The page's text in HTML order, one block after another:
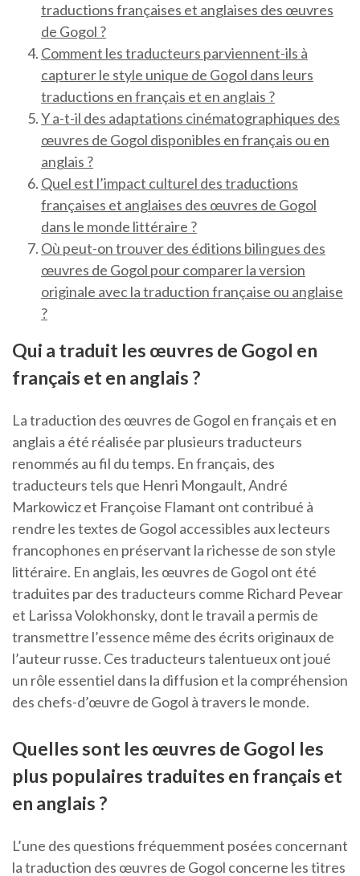
traductions françaises et anglaises des œuvres
de Gogol ?
Comment les traducteurs parviennent-ils à
capturer le style unique de Gogol dans leurs
traductions en français et en anglais ?
Y a-t-il des adaptations cinématographiques des
œuvres de Gogol disponibles en français ou en
anglais ?
Quel est l’impact culturel des traductions
françaises et anglaises des œuvres de Gogol
dans le monde littéraire ?
Où peut-on trouver des éditions bilingues des
œuvres de Gogol pour comparer la version
originale avec la traduction française ou anglaise
?
Qui a traduit les œuvres de Gogol en
français et en anglais ?
La traduction des œuvres de Gogol en français et en
anglais a été réalisée par plusieurs traducteurs
renommés au fil du temps. En français, des
traducteurs tels que Henri Mongault, André
Markowicz et Françoise Flamant ont contribué à
rendre les textes de Gogol accessibles aux lecteurs
francophones en préservant la richesse de son style
littéraire. En anglais, les œuvres de Gogol ont été
traduites par des traducteurs comme Richard Pevear
et Larissa Volokhonsky, dont le travail a permis de
transmettre l’essence même des écrits originaux de
l’auteur russe. Ces traducteurs talentueux ont joué
un rôle essentiel dans la diffusion et la compréhension
des chefs-d’œuvre de Gogol à travers le monde.
Quelles sont les œuvres de Gogol les
plus populaires traduites en français et
en anglais ?
L’une des questions fréquemment posées concernant
la traduction des œuvres de Gogol concerne les titres